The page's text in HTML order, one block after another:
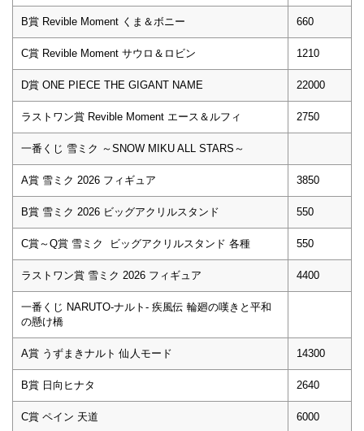
B賞 Revible Moment くま＆ボニー 660
C賞 Revible Moment サウロ＆ロビン 1210
D賞 ONE PIECE THE GIGANT NAME 22000
ラストワン賞 Revible Moment エース＆ルフィ 2750
一番くじ 雪ミク ～SNOW MIKU ALL STARS～
A賞 雪ミク 2026 フィギュア 3850
B賞 雪ミク 2026 ビッグアクリルスタンド 550
C賞～Q賞 雪ミク ビッグアクリルスタンド 各種 550
ラストワン賞 雪ミク 2026 フィギュア 4400
一番くじ NARUTO-ナルト- 疾風伝 輪廻の嘆きと平和
の懸け橋
A賞 うずまきナルト 仙人モード 14300
B賞 日向ヒナタ 2640
C賞 ペイン 天道 6000